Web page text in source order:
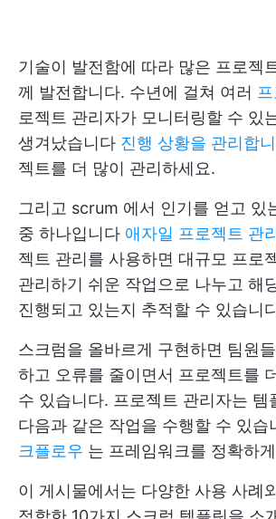
기술이 발전함에 따라 많은 프로젝
께 발전합니다. 수년에 걸쳐 여러
로젝트 관리자가 모니터링할 수 있
생겨났습니다 진행 상황을 관리합
젝트를 더 많이 관리하세요.
그리고 scrum 에서 인기를 얻고 있
중 하나입니다 애자일 프로젝트 관
젝트 관리를 사용하면 대규모 프로
관리하기 쉬운 작업으로 나누고 해
진행되고 있는지 추적할 수 있습니
스크럼을 올바르게 구현하면 팀원
하고 오류를 줄이면서 프로젝트를
수 있습니다. 프로젝트 관리자는 템
다음과 같은 작업을 수행할 수 있습
크플로우 는 프레임워크를 정확하
이 게시물에서는 다양한 사용 사례